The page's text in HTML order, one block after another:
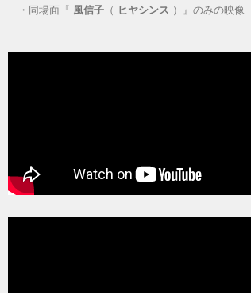
・ 同場面『 風信子 （ ヒヤシンス ）』のみの映像